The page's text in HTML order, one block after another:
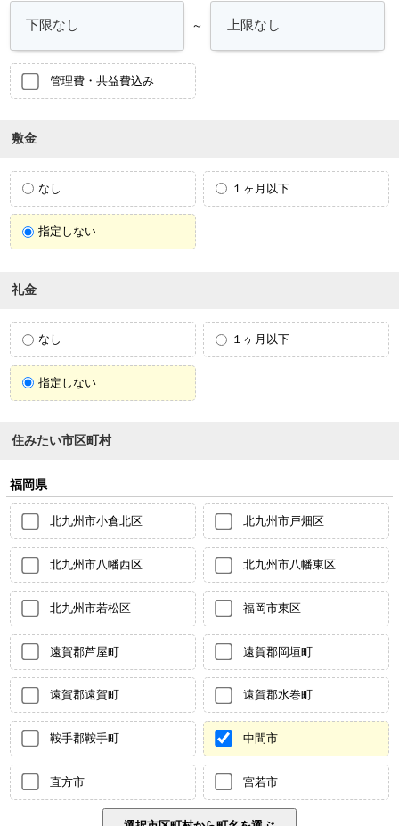
～
管理費・共益費込み
敷金
なし １ヶ月以下
指定しない
礼金
なし １ヶ月以下
指定しない
住みたい市区町村
福岡県
北九州市小倉北区 北九州市戸畑区
北九州市八幡西区 北九州市八幡東区
北九州市若松区 福岡市東区
遠賀郡芦屋町 遠賀郡岡垣町
遠賀郡遠賀町 遠賀郡水巻町
鞍手郡鞍手町 中間市
直方市 宮若市